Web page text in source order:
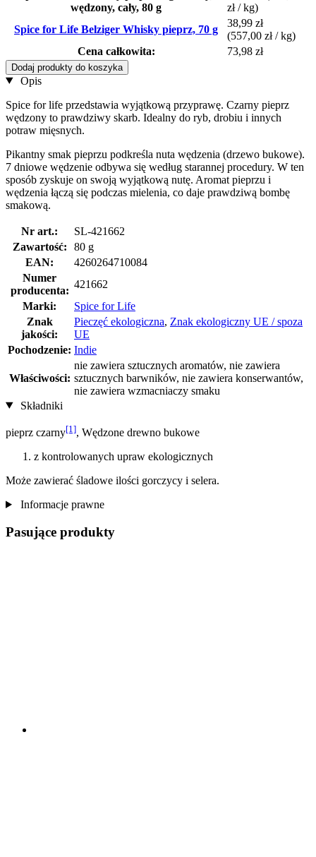
wędzony, cały, 80 g
zł / kg)
Spice for Life Belziger Whisky pieprz, 70 g
38,99 zł
(557,00 zł / kg)
Cena całkowita:
73,98 zł
Dodaj produkty do koszyka
Opis
Spice for life przedstawia wyjątkową przyprawę. Czarny pieprz
wędzony to prawdziwy skarb. Idealny do ryb, drobiu i innych
potraw mięsnych.
Pikantny smak pieprzu podkreśla nuta wędzenia (drzewo bukowe).
7 dniowe wędzenie odbywa się według starannej procedury. W ten
sposób zyskuje on swoją wyjątkową nutę. Aromat pieprzu i
wędzenia łączą się podczas mielenia, co daje prawdziwą bombę
smakową.
Nr art.:
SL-421662
Zawartość:
80 g
EAN:
4260264710084
Numer
producenta:
421662
Marki:
Spice for Life
Znak
jakości:
Pieczęć ekologiczna, Znak ekologiczny UE / spoza
UE
Pochodzenie: Indie
Właściwości:
nie zawiera sztucznych aromatów, nie zawiera
sztucznych barwników, nie zawiera konserwantów,
nie zawiera wzmacniaczy smaku
Składniki
pieprz czarny[1], Wędzone drewno bukowe
z kontrolowanych upraw ekologicznych
Może zawierać śladowe ilości gorczycy i selera.
Informacje prawne
Pasujące produkty